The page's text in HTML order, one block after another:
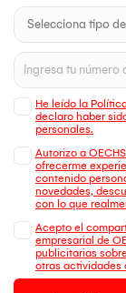
He leído la
declaro haber
personales.
Autorizo a
ofrecerme
contenido
novedades,
con lo que
Acepto el
empresarial de
publicitarias
otras actividades